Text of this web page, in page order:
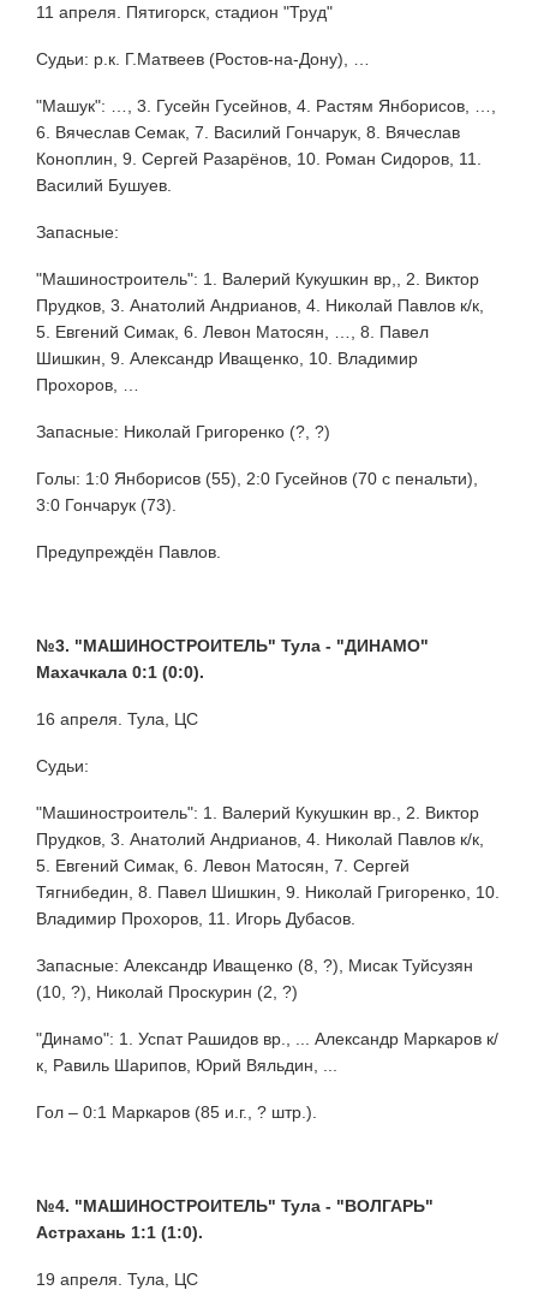
11 апреля. Пятигорск, стадион "Труд"
Судьи: р.к. Г.Матвеев (Ростов-на-Дону), …
"Машук": …, 3. Гусейн Гусейнов, 4. Растям Янборисов, …,
6. Вячеслав Семак, 7. Василий Гончарук, 8. Вячеслав
Коноплин, 9. Сергей Разарёнов, 10. Роман Сидоров, 11.
Василий Бушуев.
Запасные:
"Машиностроитель": 1. Валерий Кукушкин вр,, 2. Виктор
Прудков, 3. Анатолий Андрианов, 4. Николай Павлов к/к,
5. Евгений Симак, 6. Левон Матосян, …, 8. Павел
Шишкин, 9. Александр Иващенко, 10. Владимир
Прохоров, …
Запасные: Николай Григоренко (?, ?)
Голы: 1:0 Янборисов (55), 2:0 Гусейнов (70 с пенальти),
3:0 Гончарук (73).
Предупреждён Павлов.
№3. "МАШИНОСТРОИТЕЛЬ" Тула - "ДИНАМО"
Махачкала 0:1 (0:0).
16 апреля. Тула, ЦС
Судьи:
"Машиностроитель": 1. Валерий Кукушкин вр., 2. Виктор
Прудков, 3. Анатолий Андрианов, 4. Николай Павлов к/к,
5. Евгений Симак, 6. Левон Матосян, 7. Сергей
Тягнибедин, 8. Павел Шишкин, 9. Николай Григоренко, 10.
Владимир Прохоров, 11. Игорь Дубасов.
Запасные: Александр Иващенко (8, ?), Мисак Туйсузян
(10, ?), Николай Проскурин (2, ?)
"Динамо": 1. Успат Рашидов вр., ... Александр Маркаров к/
к, Равиль Шарипов, Юрий Вяльдин, ...
Гол – 0:1 Маркаров (85 и.г., ? штр.).
№4. "МАШИНОСТРОИТЕЛЬ" Тула - "ВОЛГАРЬ"
Астрахань 1:1 (1:0).
19 апреля. Тула, ЦС